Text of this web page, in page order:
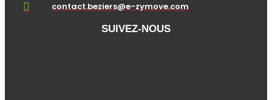
contact.beziers@e-zymove.com
SUIVEZ-NOUS